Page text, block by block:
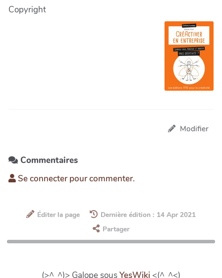
Copyright
Modifier
Commentaires
Se connecter pour commenter.
Éditer la page
Dernière édition : 14 Apr 2021
Partager
(>^_^)> Galope sousYesWiki <(^_^<)